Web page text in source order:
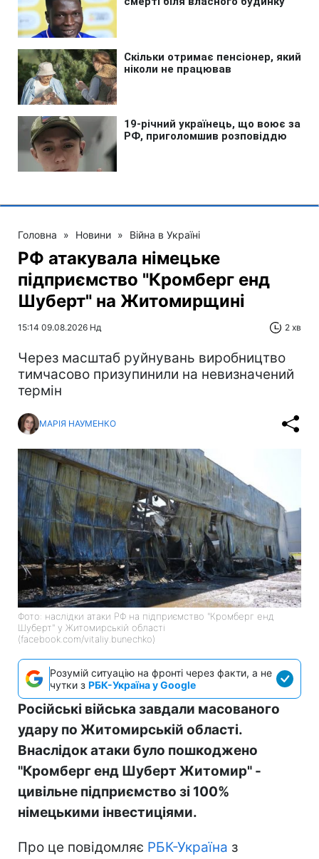
Головна » Новини » Війна в Україні
РФ атакувала німецьке
підприємство "Кромберг енд
Шуберт" на Житомирщині
15:14 09.08.2026 Нд 2 хв
Через масштаб руйнувань виробництво
тимчасово призупинили на невизначений
термін
МАРІЯ НАУМЕНКО
Фото: наслідки атаки РФ на підприємство "Кромберг енд
Шуберт" у Житомирській області
(facebook.com/vitaliy.bunechko)
Розумій ситуацію на фронті через факти, а не
чутки з РБК-Україна у Google
Російські війська завдали масованого
удару по Житомирській області.
Внаслідок атаки було пошкоджено
"Кромберг енд Шуберт Житомир" -
цивільне підприємство зі 100%
німецькими інвестиціями.
Про це повідомляє РБК-Україна з